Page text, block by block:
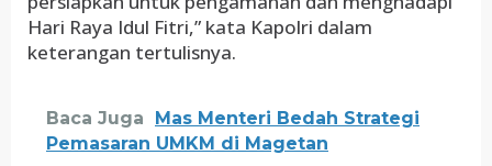
Hari Raya Idul Fitri,” kata Kapolri dalam
keterangan tertulisnya.
Baca Juga
Mas Menteri Bedah Strategi
Pemasaran UMKM di Magetan